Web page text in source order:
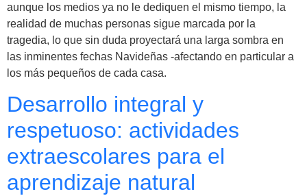
aunque los medios ya no le dediquen el mismo tiempo, la
realidad de muchas personas sigue marcada por la
tragedia, lo que sin duda proyectará una larga sombra en
las inminentes fechas Navideñas -afectando en particular a
los más pequeños de cada casa.
Desarrollo integral y
respetuoso: actividades
extraescolares para el
aprendizaje natural